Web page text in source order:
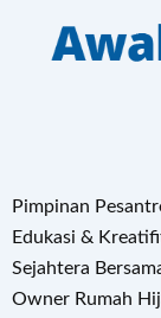
Pimpinan
Edukasi &
Sejahtera
Owner Rumah